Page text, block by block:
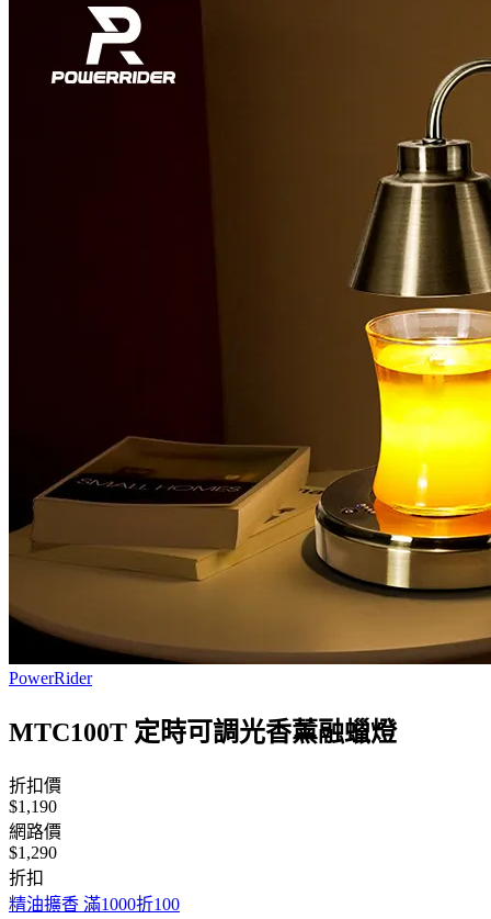
PowerRider
MTC100T 定時可調光香薰融蠟燈
折扣價
$1,190
網路價
$1,290
折扣
精油擴香 滿1000折100